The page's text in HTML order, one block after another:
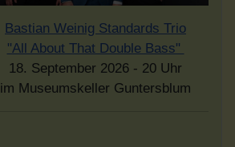
Bastian Weinig Standards Trio
"All About That Double Bass"
18. September 2026 - 20 Uhr
im Museumskeller Guntersblum